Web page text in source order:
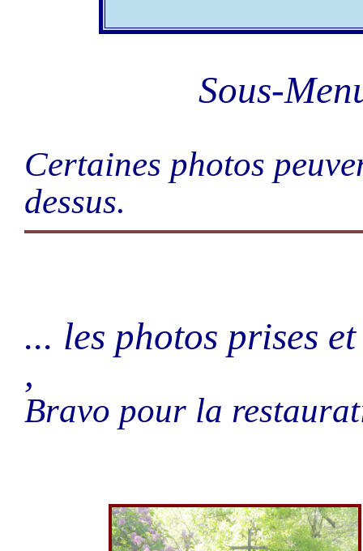
Sous-
Certaines photos
dessus.
... les photos prises
,
Bravo pour la